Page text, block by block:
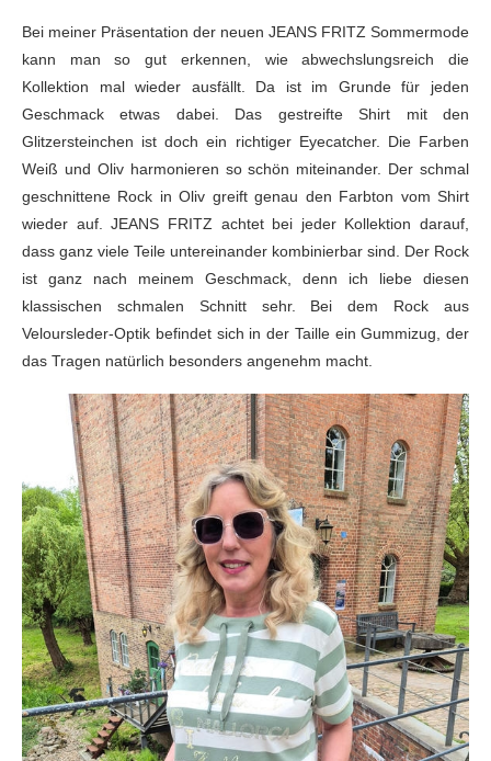
Bei meiner Präsentation der neuen JEANS FRITZ Sommermode
kann man so gut erkennen, wie abwechslungsreich die
Kollektion mal wieder ausfällt. Da ist im Grunde für jeden
Geschmack etwas dabei. Das gestreifte Shirt mit den
Glitzersteinchen ist doch ein richtiger Eyecatcher. Die Farben
Weiß und Oliv harmonieren so schön miteinander. Der schmal
geschnittene Rock in Oliv greift genau den Farbton vom Shirt
wieder auf. JEANS FRITZ achtet bei jeder Kollektion darauf,
dass ganz viele Teile untereinander kombinierbar sind. Der Rock
ist ganz nach meinem Geschmack, denn ich liebe diesen
klassischen schmalen Schnitt sehr. Bei dem Rock aus
Veloursleder-Optik befindet sich in der Taille ein Gummizug, der
das Tragen natürlich besonders angenehm macht.